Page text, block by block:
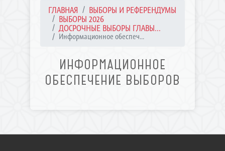
ГЛАВНАЯ
ВЫБОРЫ И РЕФЕРЕНДУМЫ
ВЫБОРЫ 2026
ДОСРОЧНЫЕ ВЫБОРЫ ГЛАВЫ...
Информационное обеспеч...
ИНФОРМАЦИОННОЕ
ОБЕСПЕЧЕНИЕ ВЫБОРОВ